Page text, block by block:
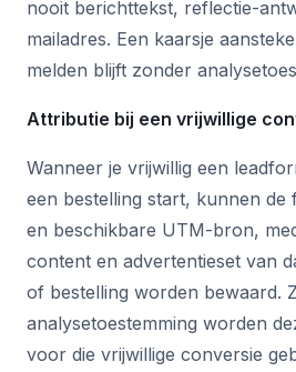
nooit berichttekst, reflectie-
mailadres. Een kaarsje
melden blijft zonder
Attributie bij een vrijwillige
Wanneer je vrijwillig een
een bestelling start, kunnen de
en beschikbare UTM-bron,
content en advertentieset van
of bestelling worden bewaard.
analysetoestemming worden
voor die vrijwillige conversie